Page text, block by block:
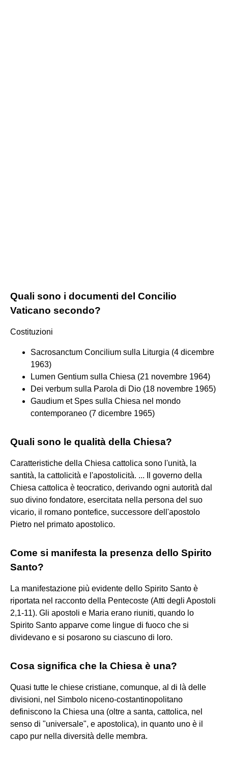
Quali sono i documenti del Concilio
Vaticano secondo?
Costituzioni
Sacrosanctum Concilium sulla Liturgia (4 dicembre
1963)
Lumen Gentium sulla Chiesa (21 novembre 1964)
Dei verbum sulla Parola di Dio (18 novembre 1965)
Gaudium et Spes sulla Chiesa nel mondo
contemporaneo (7 dicembre 1965)
Quali sono le qualità della Chiesa?
Caratteristiche della Chiesa cattolica sono l'unità, la
santità, la cattolicità e l'apostolicità. ... Il governo della
Chiesa cattolica è teocratico, derivando ogni autorità dal
suo divino fondatore, esercitata nella persona del suo
vicario, il romano pontefice, successore dell'apostolo
Pietro nel primato apostolico.
Come si manifesta la presenza dello Spirito
Santo?
La manifestazione più evidente dello Spirito Santo è
riportata nel racconto della Pentecoste (Atti degli Apostoli
2,1-11). Gli apostoli e Maria erano riuniti, quando lo
Spirito Santo apparve come lingue di fuoco che si
dividevano e si posarono su ciascuno di loro.
Cosa significa che la Chiesa è una?
Quasi tutte le chiese cristiane, comunque, al di là delle
divisioni, nel Simbolo niceno-costantinopolitano
definiscono la Chiesa una (oltre a santa, cattolica, nel
senso di "universale", e apostolica), in quanto uno è il
capo pur nella diversità delle membra.